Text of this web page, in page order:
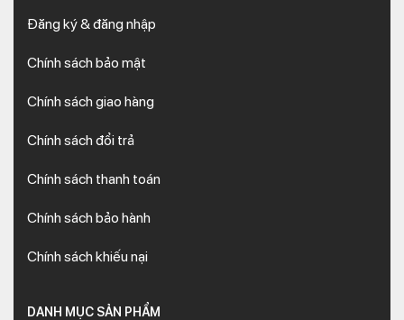
Đăng ký & đăng nhập
Chính sách bảo mật
Chính sách giao hàng
Chính sách đổi trả
Chính sách thanh toán
Chính sách bảo hành
Chính sách khiếu nại
DANH MỤC SẢN PHẨM